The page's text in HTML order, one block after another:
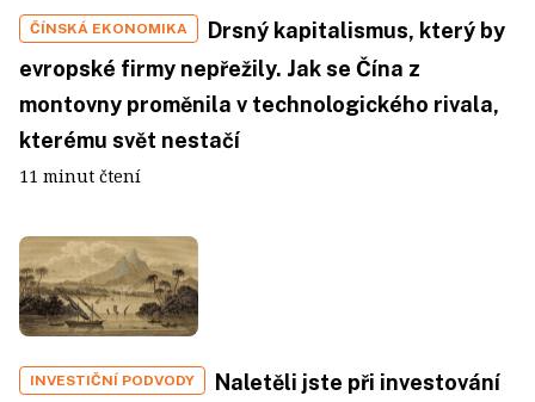
ČÍNSKÁ EKONOMIKA
Drsný kapitalismus, který by
evropské firmy nepřežily. Jak se Čína z
montovny proměnila v technologického rivala,
kterému svět nestačí
11 minut čtení
INVESTIČNÍ PODVODY
Naletěli jste při investování